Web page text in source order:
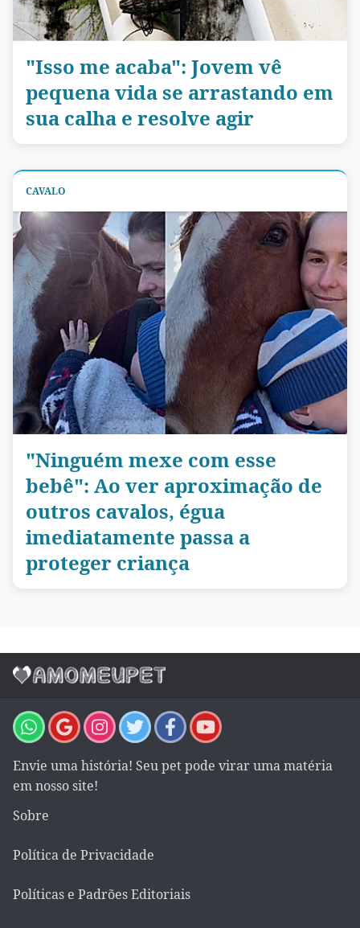
"Isso me acaba": Jovem vê
pequena vida se arrastando em
sua calha e resolve agir
CAVALO
"Ninguém mexe com esse
bebê": Ao ver aproximação de
outros cavalos, égua
imediatamente passa a
proteger criança
Envie uma história! Seu pet pode virar uma matéria
em nosso site!
Sobre
Política de Privacidade
Políticas e Padrões Editoriais